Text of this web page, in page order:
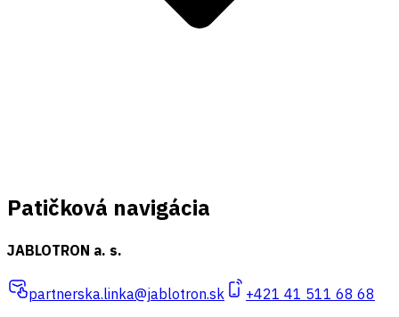
Patičková navigácia
JABLOTRON a. s.
partnerska.linka@jablotron.sk +421 41 511 68 68